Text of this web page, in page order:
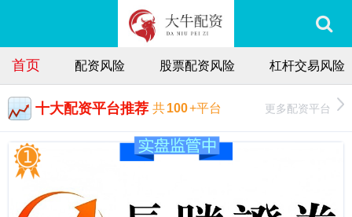
首页 配资风险 股票配资风险 杠杆交易风险
十大配资平台推荐 共100+平台 更多配资平台